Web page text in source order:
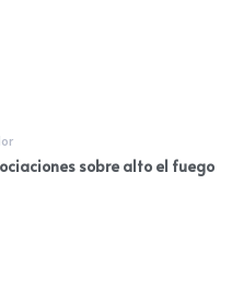
sobre alto el fuego